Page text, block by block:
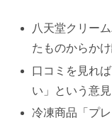
八天堂クリー
たものからか
口コミを見れ
い」という意
冷凍商品「プ